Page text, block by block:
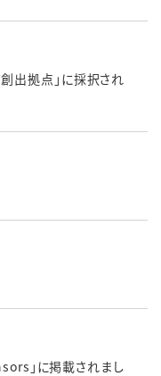
出拠点」に採択され
」に掲載されまし